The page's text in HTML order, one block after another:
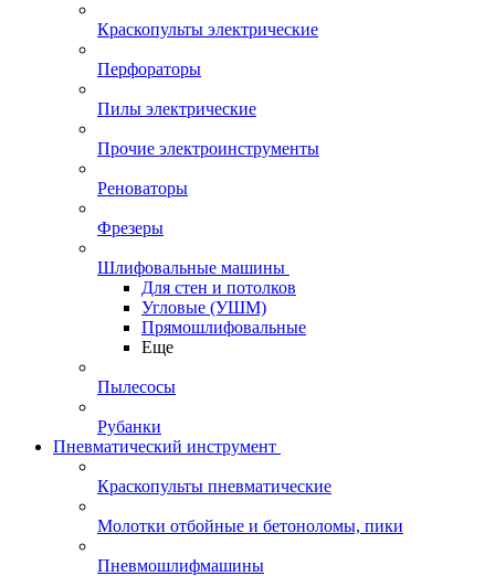
Краскопульты электрические
Перфораторы
Пилы электрические
Прочие электроинструменты
Реноваторы
Фрезеры
Шлифовальные машины
Для стен и потолков
Угловые (УШМ)
Прямошлифовальные
Еще
Пылесосы
Рубанки
Пневматический инструмент
Краскопульты пневматические
Молотки отбойные и бетоноломы, пики
Пневмошлифмашины